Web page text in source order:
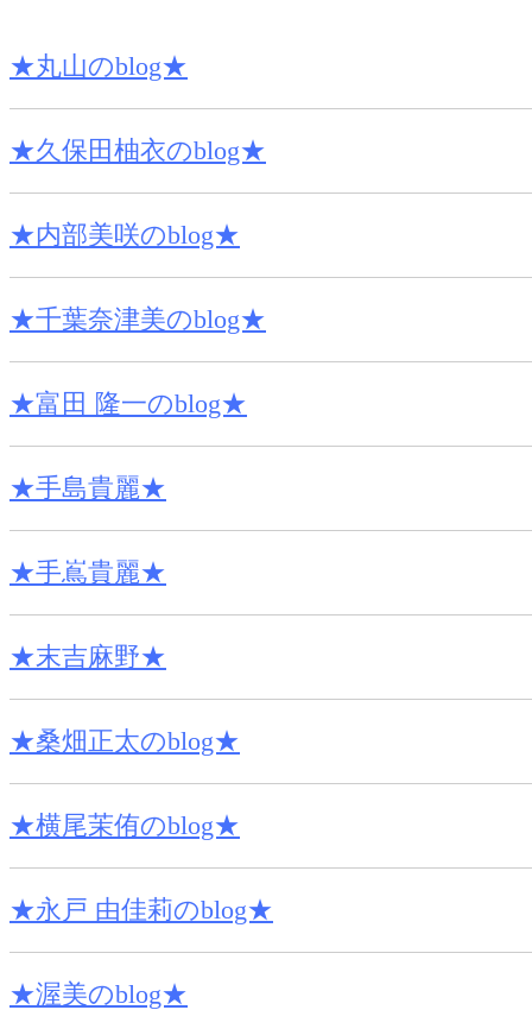
★丸山のblog★
★久保田柚衣のblog★
★内部美咲のblog★
★千葉奈津美のblog★
★富田 隆一のblog★
★手島貴麗★
★手嶌貴麗★
★末吉麻野★
★桑畑正太のblog★
★横尾茉侑のblog★
★永戸 由佳莉のblog★
★渥美のblog★